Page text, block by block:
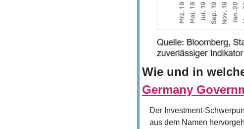
Wie und in
Germany
Der Investment-
aus dem Namen